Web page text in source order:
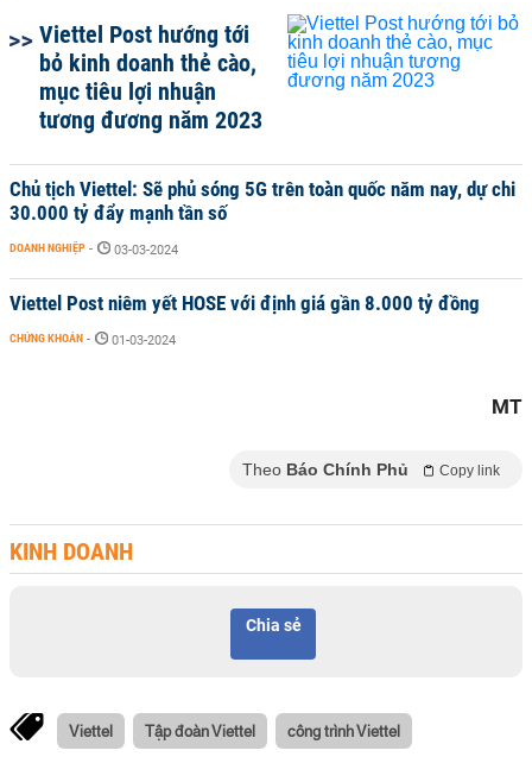
Viettel Post hướng tới
bỏ kinh doanh thẻ cào,
mục tiêu lợi nhuận
tương đương năm 2023
Chủ tịch Viettel: Sẽ phủ sóng 5G trên toàn quốc năm nay, dự chi
30.000 tỷ đẩy mạnh tần số
DOANH NGHIỆP - 03-03-2024
Viettel Post niêm yết HOSE với định giá gần 8.000 tỷ đồng
CHỨNG KHOÁN - 01-03-2024
MT
Theo Báo Chính Phủ Copy link
KINH DOANH
Chia sẻ
Viettel Tập đoàn Viettel công trình Viettel